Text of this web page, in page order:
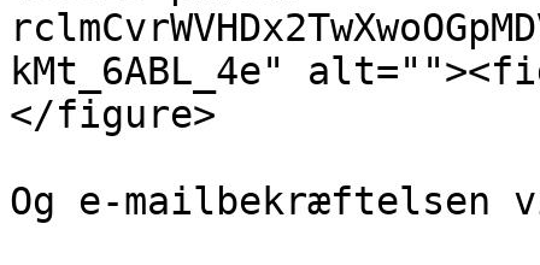
kMt_6ABL_4e"
</figure>
Og e-